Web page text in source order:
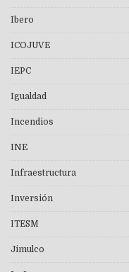
Ibero
ICOJUVE
IEPC
Igualdad
Incendios
INE
Infraestructura
Inversión
ITESM
Jimulco